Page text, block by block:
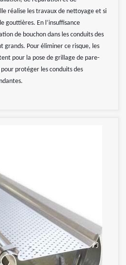
réalise les travaux de nettoyage et si
gouttières. En l’insuffisance
de bouchon dans les conduits des
grands. Pour éliminer ce risque, les
pour la pose de grillage de pare-
protéger les conduits des